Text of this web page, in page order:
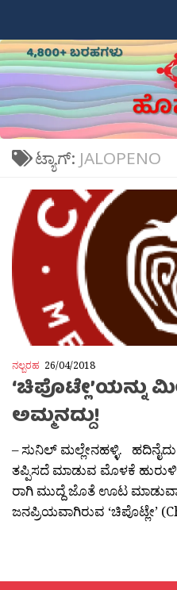
ಟ್ಯಾಗ್: JALOPENO
ನಲ್ಬರಹ 26/04/2018
‘ಚಿಪೊಟ್ಲೇ’ಯನ್ನು
ಅಮ್ಮನದ್ದು!
– ಸುನಿಲ್ ಮಲ್ಲೇನಹಳ್ಳಿ.
ತಪ್ಪಿಸದೆ ಮಾಡುವ ಮೊಳಕೆ
ರಾಗಿ ಮುದ್ದೆ ಜೊತೆ ಊಟ
ಜನಪ್ರಿಯವಾಗಿರುವ ‘ಚಿಪೊಟ್ಲೇ’